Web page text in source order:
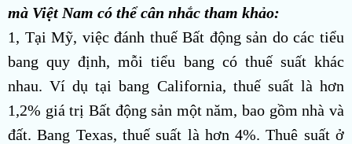
mà Việt Nam có thể cân nhắc tham khảo:
1, Tại Mỹ, việc đánh thuế Bất động sản do các tiểu
bang quy định, mỗi tiểu bang có thuế suất khác
nhau. Ví dụ tại bang California, thuế suất là hơn
1,2% giá trị Bất động sản một năm, bao gồm nhà và
đất. Bang Texas, thuế suất là hơn 4%. Thuê suất ở